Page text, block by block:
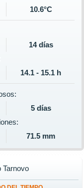
10.6°C
14 días
14.1 - 15.1 h
5 días
71.5 mm
Tarnovo